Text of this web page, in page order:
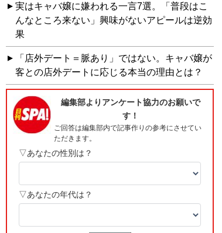
実はキャバ嬢に嫌われる一言7選。「普段はこ
んなところ来ない」興味がないアピールは逆効
果
「店外デート＝脈あり」ではない。キャバ嬢が
客との店外デートに応じる本当の理由とは？